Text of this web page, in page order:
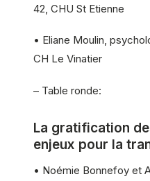
42, CHU St Etienne
• Eliane Moulin,
CH Le Vinatier
– Table ronde:
La gratification
enjeux pour la
• Noémie Bonnefoy et